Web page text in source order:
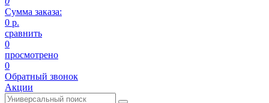
Сумма заказа:
0 р.
сравнить
0
просмотрено
0
Обратный звонок
Акции